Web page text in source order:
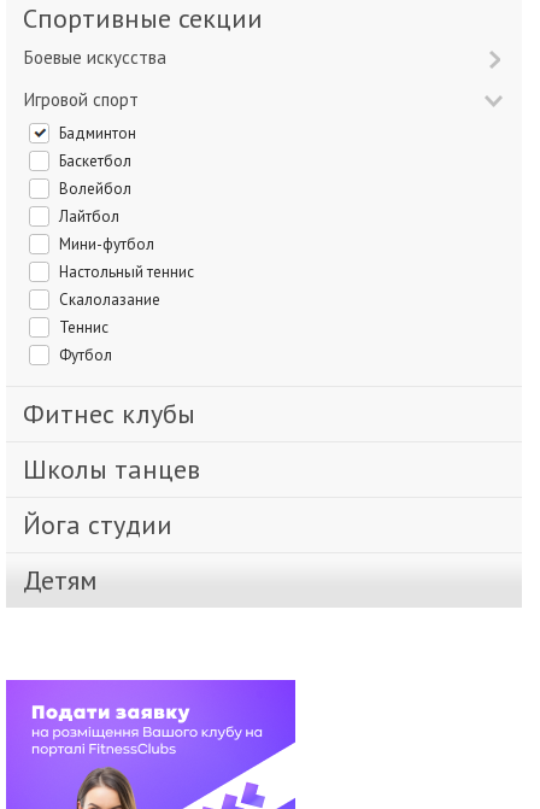
Спортивные секции
Боевые искусства
Игровой спорт
Бадминтон
Баскетбол
Волейбол
Лайтбол
Мини-футбол
Настольный теннис
Скалолазание
Теннис
Футбол
Фитнес клубы
Школы танцев
Йога студии
Детям